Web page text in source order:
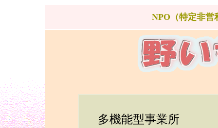
NPO （特定非
多機能型事業所